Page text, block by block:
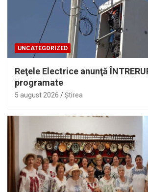
UNCATEGORIZED
Reţele Electrice anunţă
programate
5 august 2026 Ştirea